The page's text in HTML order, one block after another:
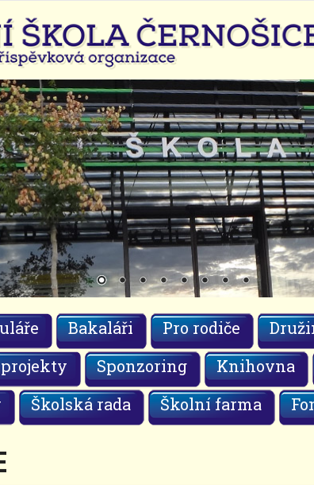
Bakaláři Pro rodiče
Sponzoring Knihovna
Školská rada Školní farma